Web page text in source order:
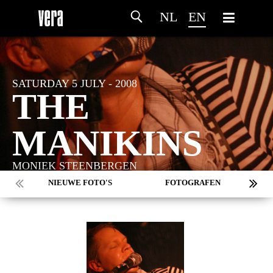
NL EN
SATURDAY 5 JULY - 2008
THE
MANIKINS
MONIEK STEENBERGEN
NIEUWE FOTO'S FOTOGRAFEN
MARC DE KROSSE
JEROEN DEKKER